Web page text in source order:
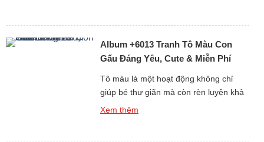
ngầu, đến những ảnh gấu […]
Album +6013 Tranh Tô Màu Con
Gấu Đáng Yêu, Cute & Miễn Phí
Tô màu là một hoạt động không chỉ
giúp bé thư giãn mà còn rèn luyện khả
năng tư duy, sự kiên nhẫn và óc sáng
Xem thêm